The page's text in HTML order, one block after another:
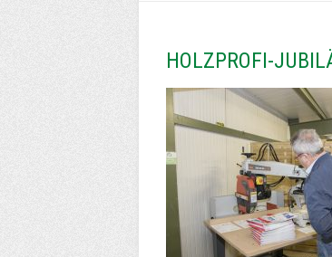
HOLZPROFI-